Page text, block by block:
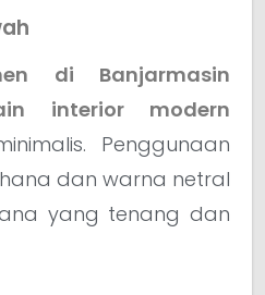
di Banjarmasin
interior modern
Penggunaan
dan warna netral
yang tenang dan